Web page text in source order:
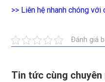
>> Liên hệ nhanh chóng
Đánh giá
Tin tức cùng chuyên